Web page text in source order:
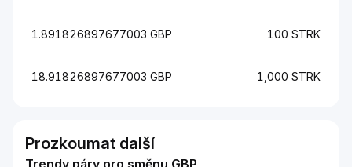
1.891826897677003 GBP 100 STRK
18.91826897677003 GBP 1,000 STRK
Prozkoumat další
Trendy páry pro směnu GBP